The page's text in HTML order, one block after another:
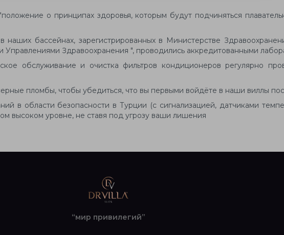
о принципах здоровья, которым будут подчиняться
бассейнах, зарегистрированных в Министерстве
Управлениями Здравоохранения ", проводились аккредитованными
обслуживание и очистка фильтров кондиционеров регулярно
пломбы, чтобы убедиться, что вы первыми войдёте в наши виллы
в области безопасности в Турции (с сигнализацией, датчиками
высоком уровне, не ставя под угрозу ваши лишения
“мир привилегий”